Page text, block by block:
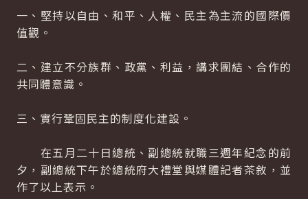
一、堅持以自由、和平、人權、民主為主流的國際價
值觀。
二、建立不分族群、政黨、利益，講求團結、合作的
共同體意識。
三、實行鞏固民主的制度化建設。
在五月二十日總統、副總統就職三週年紀念的前
夕，副總統下午於總統府大禮堂與媒體記者茶敘，並
作了以上表示。